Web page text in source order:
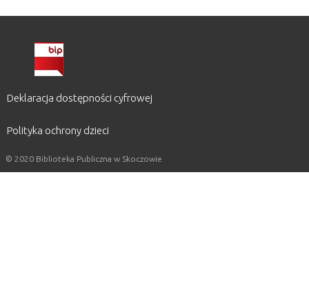
Polityka ochrony dzieci
Deklaracja dostępności cyfrowej
© 2020 Biblioteka Publiczna w Skoczowie